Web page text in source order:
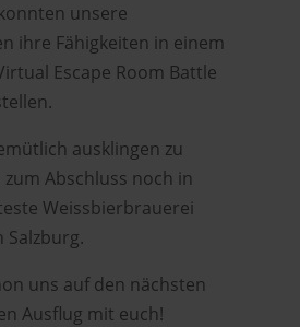
unsere
ihre Fähigkeiten in einem
Escape Room Battle
ausklingen zu
zum Abschluss noch in
Weissbierbrauerei
Salzburg.
uns auf den nächsten
Ausflug mit euch!